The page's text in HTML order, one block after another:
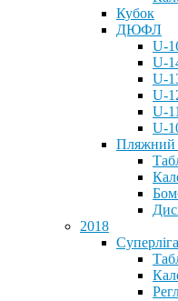
Кубок
ДЮФЛ
U-
U-
U-
U-
U-11
U-
Пляжний
2018
Суперліга